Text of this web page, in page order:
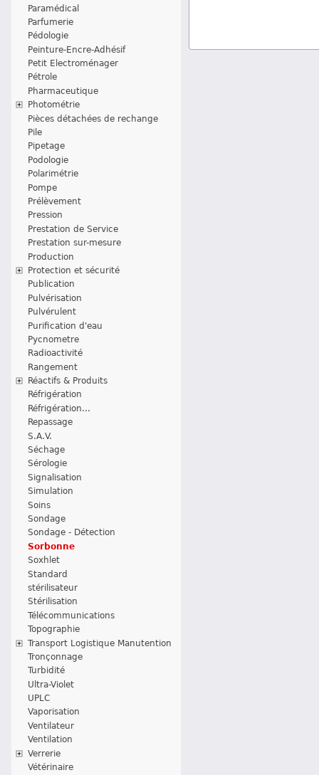
Paramédical
Parfumerie
Pédologie
Peinture-Encre-Adhésif
Petit Electroménager
Pétrole
Pharmaceutique
Photométrie
Pièces détachées de rechange
Pile
Pipetage
Podologie
Polarimétrie
Pompe
Prélèvement
Pression
Prestation de Service
Prestation sur-mesure
Production
Protection et sécurité
Publication
Pulvérisation
Pulvérulent
Purification d'eau
Pycnometre
Radioactivité
Rangement
Réactifs & Produits
Réfrigération
Réfrigération...
Repassage
S.A.V.
Séchage
Sérologie
Signalisation
Simulation
Soins
Sondage
Sondage - Détection
Sorbonne
Soxhlet
Standard
stérilisateur
Stérilisation
Télécommunications
Topographie
Transport Logistique Manutention
Tronçonnage
Turbidité
Ultra-Violet
UPLC
Vaporisation
Ventilateur
Ventilation
Verrerie
Vétérinaire